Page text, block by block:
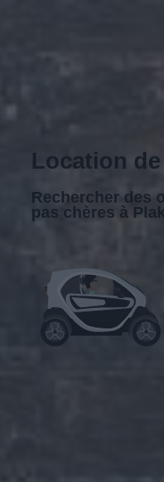
Location
Rechercher des
pas chères à